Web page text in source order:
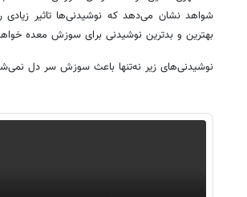
شواهد نشان می‌دهد که نوشیدنی‌ها تاثیر زیادی
بهترین و بدترین نوشیدنی برای سوزش معده
نوشیدنی‌های زیر نه‌تنها باعث سوزش سر دل